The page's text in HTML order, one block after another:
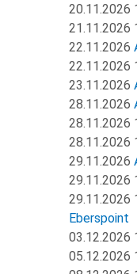
20.11.2026
21.11.2026
22.11.2026
22.11.2026
23.11.2026
28.11.2026
28.11.2026
28.11.2026
29.11.2026
29.11.2026
29.11.2026
Eberspoint
03.12.2026
05.12.2026